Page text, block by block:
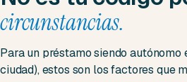
circunstancias.
Para un préstamo siendo autónomo
ciudad), estos son los factores que